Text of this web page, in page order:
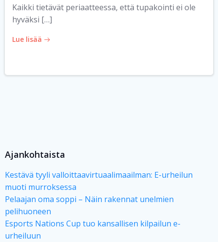
Kaikki tietävät periaatteessa, että tupakointi ei ole
hyväksi […]
Lue lisää
Ajankohtaista
Kestävä tyyli valloittaavirtuaalimaailman: E-urheilun
muoti murroksessa
Pelaajan oma soppi – Näin rakennat unelmien
pelihuoneen
Esports Nations Cup tuo kansallisen kilpailun e-
urheiluun